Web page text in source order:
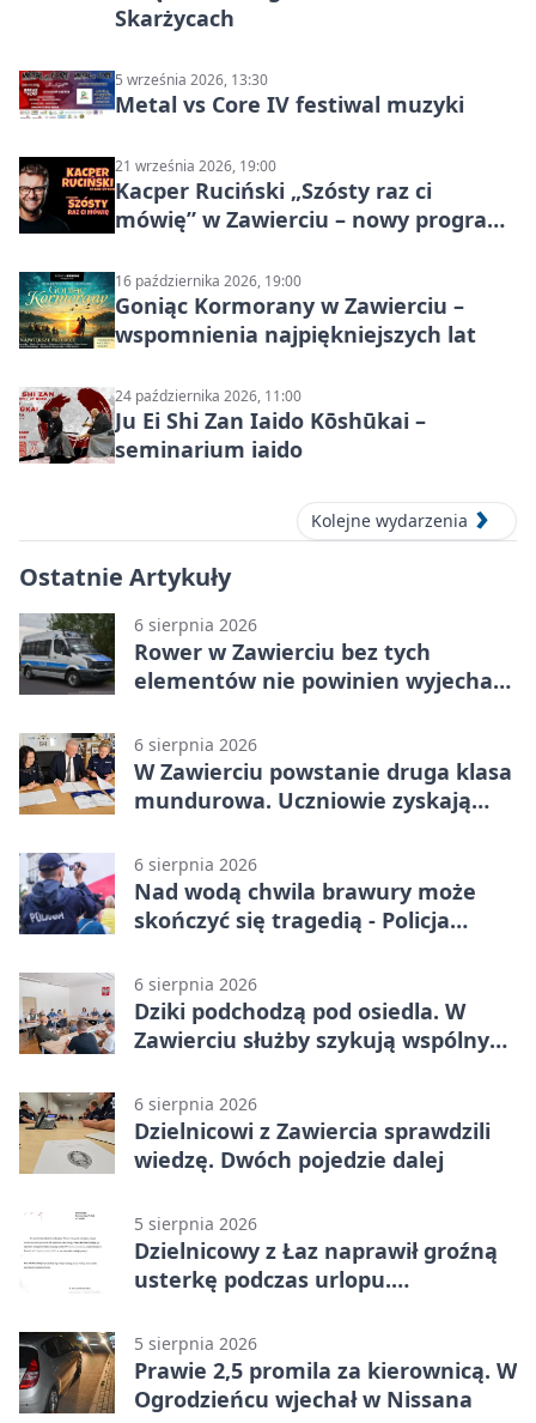
Skarżycach
5 września 2026, 13:30
Metal vs Core IV festiwal muzyki
21 września 2026, 19:00
Kacper Ruciński „Szósty raz ci
mówię” w Zawierciu – nowy program
16 października 2026, 19:00
Goniąc Kormorany w Zawierciu –
wspomnienia najpiękniejszych lat
24 października 2026, 11:00
Ju Ei Shi Zan Iaido Kōshūkai –
seminarium iaido
Kolejne wydarzenia
Ostatnie Artykuły
6 sierpnia 2026
Rower w Zawierciu bez tych
elementów nie powinien wyjechać
6 sierpnia 2026
W Zawierciu powstanie druga klasa
mundurowa. Uczniowie zyskają
6 sierpnia 2026
Nad wodą chwila brawury może
skończyć się tragedią - Policja
6 sierpnia 2026
Dziki podchodzą pod osiedla. W
Zawierciu służby szykują wspólny
6 sierpnia 2026
Dzielnicowi z Zawiercia sprawdzili
wiedzę. Dwóch pojedzie dalej
5 sierpnia 2026
Dzielnicowy z Łaz naprawił groźną
usterkę podczas urlopu.
5 sierpnia 2026
Prawie 2,5 promila za kierownicą. W
Ogrodzieńcu wjechał w Nissana